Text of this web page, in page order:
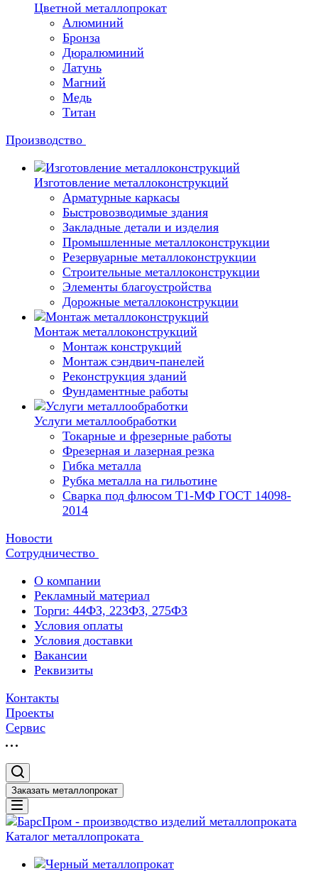
Цветной металлопрокат
Алюминий
Бронза
Дюралюминий
Латунь
Магний
Медь
Титан
Производство
Изготовление металлоконструкций
Арматурные каркасы
Быстровозводимые здания
Закладные детали и изделия
Промышленные металлоконструкции
Резервуарные металлоконструкции
Строительные металлоконструкции
Элементы благоустройства
Дорожные металлоконструкции
Монтаж металлоконструкций
Монтаж конструкций
Монтаж сэндвич-панелей
Реконструкция зданий
Фундаментные работы
Услуги металлообработки
Токарные и фрезерные работы
Фрезерная и лазерная резка
Гибка металла
Рубка металла на гильотине
Сварка под флюсом Т1-МФ ГОСТ 14098-
2014
Новости
Сотрудничество
О компании
Рекламный материал
Торги: 44ФЗ, 223ФЗ, 275ФЗ
Условия оплаты
Условия доставки
Вакансии
Реквизиты
Контакты
Проекты
Сервис
Заказать металлопрокат
Каталог металлопроката